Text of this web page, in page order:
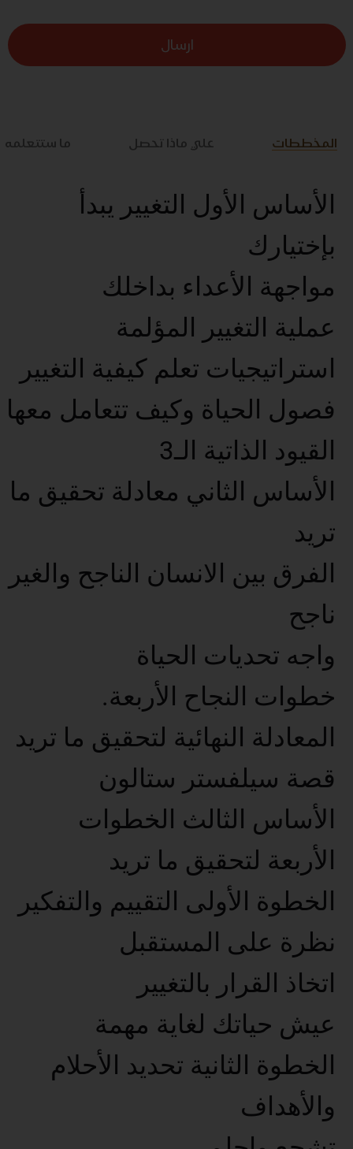
ارسال
المخططات علي ماذا تحصل ما ستتعلمه
الأساس الأول التغيير يبدأ
بإختيارك
مواجهة الأعداء بداخلك
عملية التغيير المؤلمة
استراتيجيات تعلم كيفية التغيير
فصول الحياة وكيف تتعامل معها
القيود الذاتية الـ3
الأساس الثاني معادلة تحقيق ما
تريد
الفرق بين الانسان الناجح والغير
ناجح
واجه تحديات الحياة
خطوات النجاح الأربعة.
المعادلة النهائية لتحقيق ما تريد
قصة سيلفستر ستالون
الأساس الثالث الخطوات
الأربعة لتحقيق ما تريد
الخطوة الأولى التقييم والتفكير
نظرة على المستقبل
اتخاذ القرار بالتغيير
عيش حياتك لغاية مهمة
الخطوة الثانية تحديد الأحلام
والأهداف